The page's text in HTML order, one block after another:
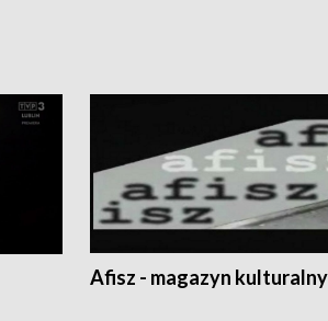
Afisz - magazyn kulturalny